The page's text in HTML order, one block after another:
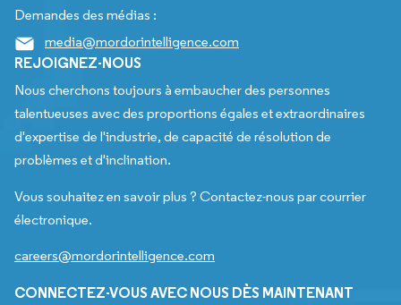
Demandes des médias :
media@mordorintelligence.com
REJOIGNEZ-NOUS
Nous cherchons toujours à embaucher des personnes
talentueuses avec des proportions égales et extraordinaires
d'expertise de l'industrie, de capacité de résolution de
problèmes et d'inclination.
Vous souhaitez en savoir plus ? Contactez-nous par courrier
électronique.
careers@mordorintelligence.com
CONNECTEZ-VOUS AVEC NOUS DÈS MAINTENANT